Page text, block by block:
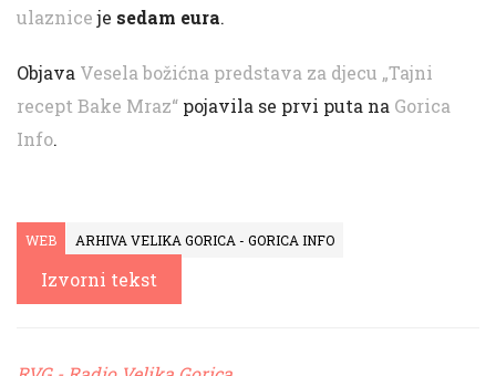
ulazniceje sedam eura.
Objava Vesela božićna predstava za djecu „Tajni
recept Bake Mraz“ pojavila se prvi puta na Gorica
Info.
WEB ARHIVA VELIKA GORICA - GORICA INFO
Izvorni tekst